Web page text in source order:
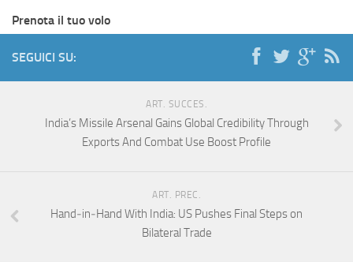
Prenota il tuo volo
SEGUICI SU:
ART. SUCCES.
India’s Missile Arsenal Gains Global Credibility Through
Exports And Combat Use Boost Profile
ART. PREC.
Hand‑in‑Hand With India: US Pushes Final Steps on
Bilateral Trade